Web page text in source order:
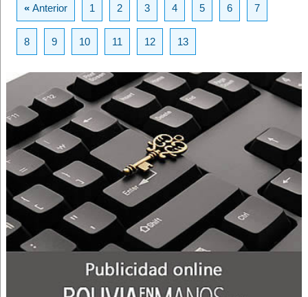
«Anterior 1 2 3 4 5 6 7
8 9 10 11 12 13